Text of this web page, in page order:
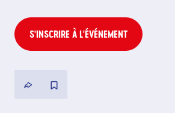
S'INSCRIRE À L'ÉVÉNEMENT